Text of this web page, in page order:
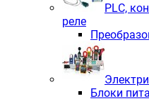
PLС,
реле
Блоки